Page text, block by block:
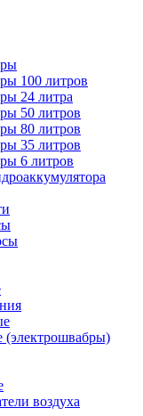
100 литров
24 литра
50 литров
80 литров
35 литров
6 литров
(электрошвабры)
воздуха